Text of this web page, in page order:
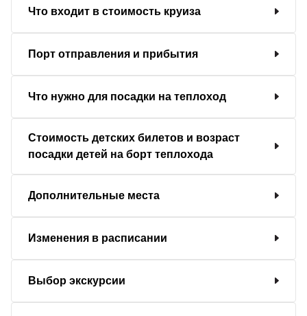
Что входит в стоимость круиза
Порт отправления и прибытия
Что нужно для посадки на теплоход
Стоимость детских билетов и возраст
посадки детей на борт теплохода
Дополнительные места
Изменения в расписании
Выбор экскурсии